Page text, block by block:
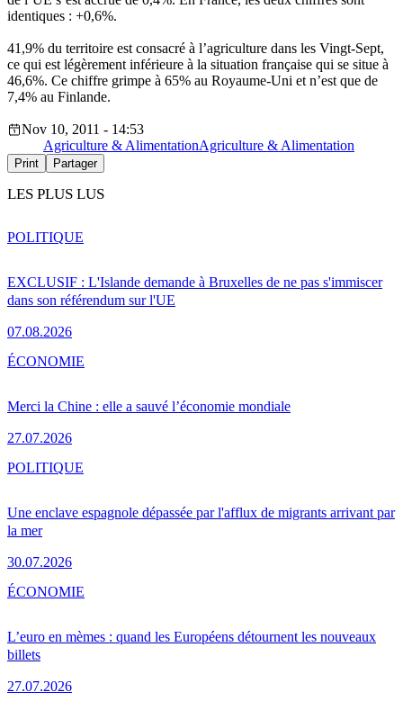
identiques : +0,6%.
41,9% du territoire est consacré à l’agriculture dans les Vingt-Sept,
ce qui est légèrement inférieure à la situation française qui se situe à
46,6%. Ce chiffre grimpe à 65% au Royaume-Uni et n’est que de
7,4% au Finlande.
Nov 10, 2011 - 14:53
Agriculture & AlimentationAgriculture & Alimentation
Print Partager
LES PLUS LUS
EXCLUSIF : L'Islande demande à Bruxelles de ne pas s'immiscer
dans son référendum sur l'UE
07.08.2026
POLITIQUE
Merci la Chine : elle a sauvé l’économie mondiale
27.07.2026
ÉCONOMIE
Une enclave espagnole dépassée par l'afflux de migrants arrivant par
la mer
30.07.2026
POLITIQUE
L’euro en mèmes : quand les Européens détournent les nouveaux
billets
27.07.2026
ÉCONOMIE